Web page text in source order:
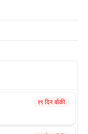
१९ दिन बाँकी